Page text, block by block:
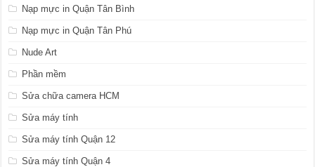
Nạp mực in Quận Tân Bình
Nạp mực in Quận Tân Phú
Nude Art
Phần mềm
Sửa chữa camera HCM
Sửa máy tính
Sửa máy tính Quận 12
Sửa máy tính Quận 4